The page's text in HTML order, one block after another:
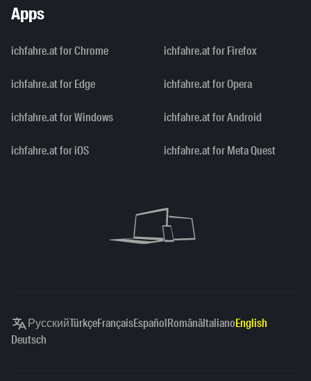
Apps
ichfahre.at for Chrome ichfahre.at for Firefox
ichfahre.at for Edge ichfahre.at for Opera
ichfahre.at for Windows ichfahre.at for Android
ichfahre.at for iOS ichfahre.at for Meta Quest
РусскийTürkçeFrançaisEspañolRomânăItalianoEnglish
Deutsch